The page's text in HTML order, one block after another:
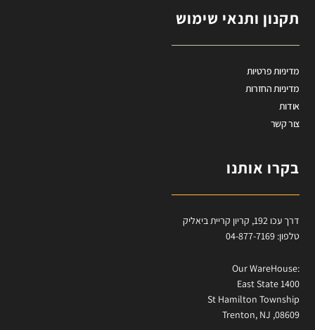
תקנון ותנאי שימוש
מדיניות פרטיות
מדיניות החזרות
אודות
צור קשר
בקרו אותנו
דרך עכו 192, קריון קריית ביאליק
טלפון: 04-877-7169
:Our WareHouse
East State 1400
St Hamilton Township
Trenton, NJ ,08609